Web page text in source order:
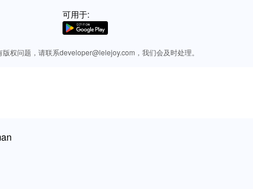
visual dan permainan yang lebih baik.
可用于:
权问题，请联系developer@lelejoy.com，我们会及时处理。